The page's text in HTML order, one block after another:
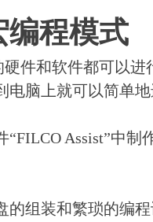
编程模式
硬件和软件都可以进
脑上就可以简单地
Assist”中制
的组装和繁琐的编